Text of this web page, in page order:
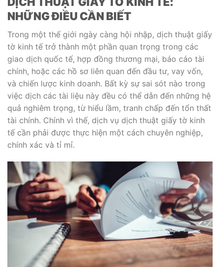
NHỮNG ĐIỀU CẦN BIẾT
Trong một thế giới ngày càng hội nhập, dịch thuật giấy
tờ kinh tế trở thành một phần quan trọng trong các
giao dịch quốc tế, hợp đồng thương mại, báo cáo tài
chính, hoặc các hồ sơ liên quan đến đầu tư, vay vốn,
và chiến lược kinh doanh. Bất kỳ sự sai sót nào trong
việc dịch các tài liệu này đều có thể dẫn đến những hệ
quả nghiêm trọng, từ hiểu lầm, tranh chấp đến tổn thất
tài chính. Chính vì thế, dịch vụ dịch thuật giấy tờ kinh
tế cần phải được thực hiện một cách chuyên nghiệp,
chính xác và tỉ mỉ.